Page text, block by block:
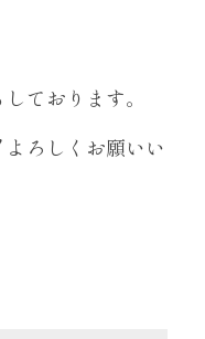
ております。
ろしくお願いい